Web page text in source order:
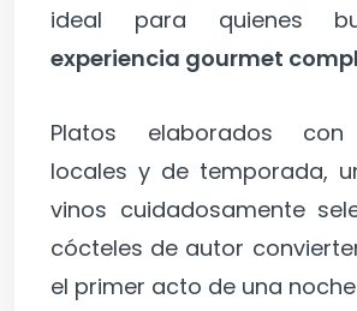
ideal para quienes
experiencia gourmet
Platos elaborados con
locales y de temporada,
vinos cuidadosamente
cócteles de autor
el primer acto de una